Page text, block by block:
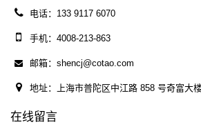
电话：133 9117 6070
手机：4008-213-863
邮箱：shencj@cotao.com
地址：上海市普陀区中江路 858 号奇富大
在线留言